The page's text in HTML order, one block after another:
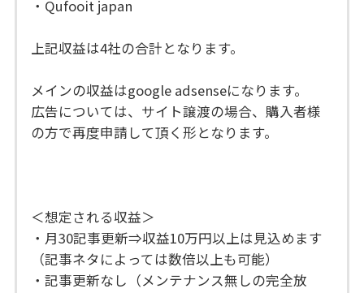
・Qufooit japan
上記収益は4社の合計となります。
メインの収益はgoogle adsenseになります。
広告については、サイト譲渡の場合、購入者様
の方で再度申請して頂く形となります。
＜想定される収益＞
・月30記事更新⇒収益10万円以上は見込めます
（記事ネタによっては数倍以上も可能）
・記事更新なし（メンテナンス無しの完全放